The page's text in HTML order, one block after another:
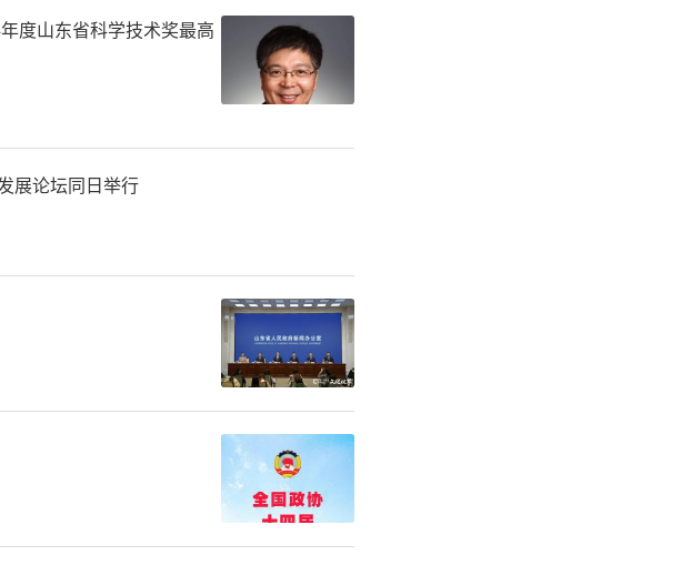
打造人才新政4.0
度，从生活安家、
面，出台一揽子支
形认证”等方式
好“德才码”，打
员服务、德州惠才
展“两送两问”专
动，打造“近悦远
度山东省科学技术奖最高
展论坛同日举行